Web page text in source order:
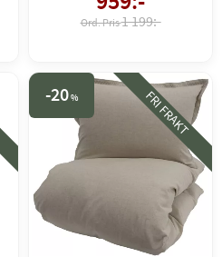
1 199:-
20% FRI FRAKT